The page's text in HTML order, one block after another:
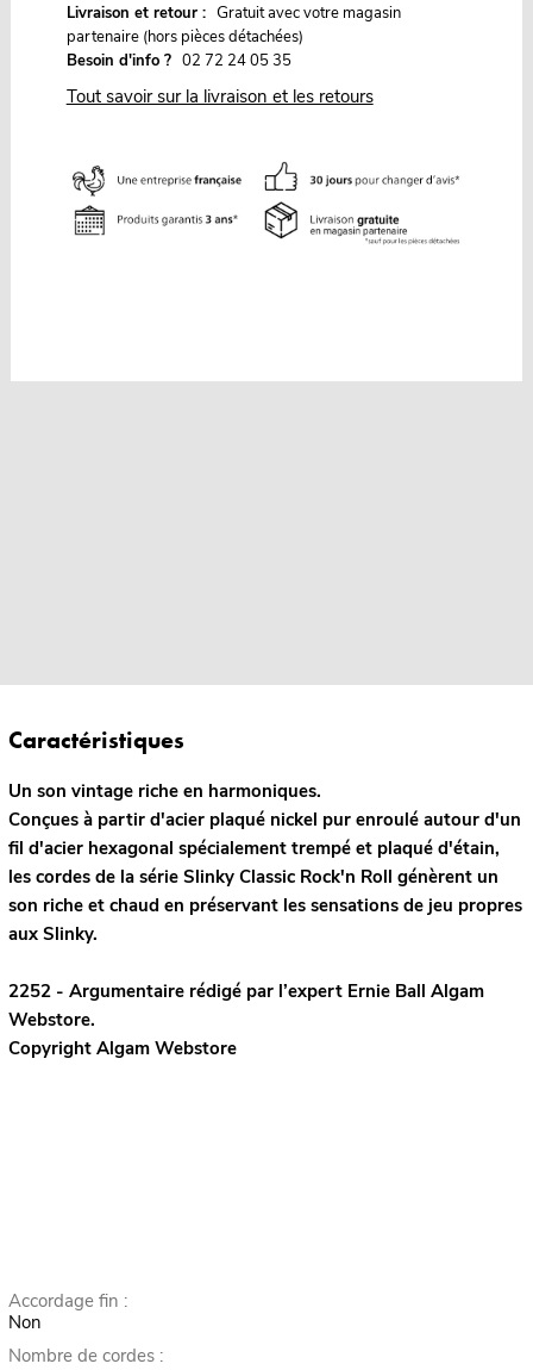
Livraison et retour : Gratuit avec votre magasin
partenaire (hors pièces détachées)
Besoin d'info ? 02 72 24 05 35
Tout savoir sur la livraison et les retours
Caractéristiques
Un son vintage riche en harmoniques.
Conçues à partir d'acier plaqué nickel pur enroulé autour d'un
fil d'acier hexagonal spécialement trempé et plaqué d'étain,
les cordes de la série Slinky Classic Rock'n Roll génèrent un
son riche et chaud en préservant les sensations de jeu propres
aux Slinky.
2252 - Argumentaire rédigé par l’expert Ernie Ball Algam
Webstore.
Copyright Algam Webstore
Accordage fin :
Non
Nombre de cordes :